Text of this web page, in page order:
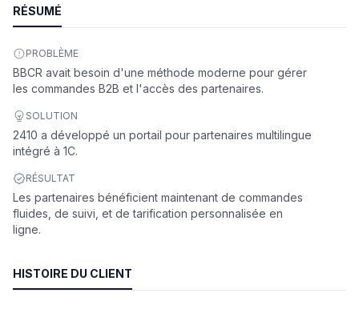
RÉSUMÉ
PROBLÈME
BBCR avait besoin d'une méthode moderne pour gérer
les commandes B2B et l'accès des partenaires.
SOLUTION
2410 a développé un portail pour partenaires multilingue
intégré à 1C.
RÉSULTAT
Les partenaires bénéficient maintenant de commandes
fluides, de suivi, et de tarification personnalisée en
ligne.
HISTOIRE DU CLIENT